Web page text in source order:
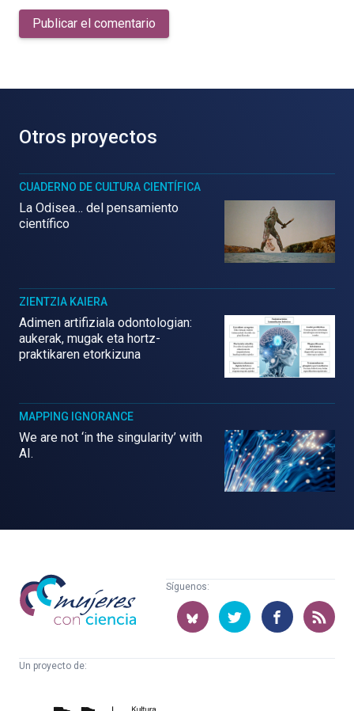
Publicar el comentario
Otros proyectos
CUADERNO DE CULTURA CIENTÍFICA
La Odisea… del pensamiento
científico
ZIENTZIA KAIERA
Adimen artifiziala odontologian:
aukerak, mugak eta hortz-
praktikaren etorkizuna
MAPPING IGNORANCE
We are not ‘in the singularity’ with
AI.
Mujeres
con
ciencia
Síguenos:
Un proyecto de: